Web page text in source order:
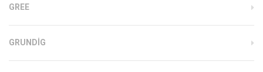
GREE
GRUNDIG